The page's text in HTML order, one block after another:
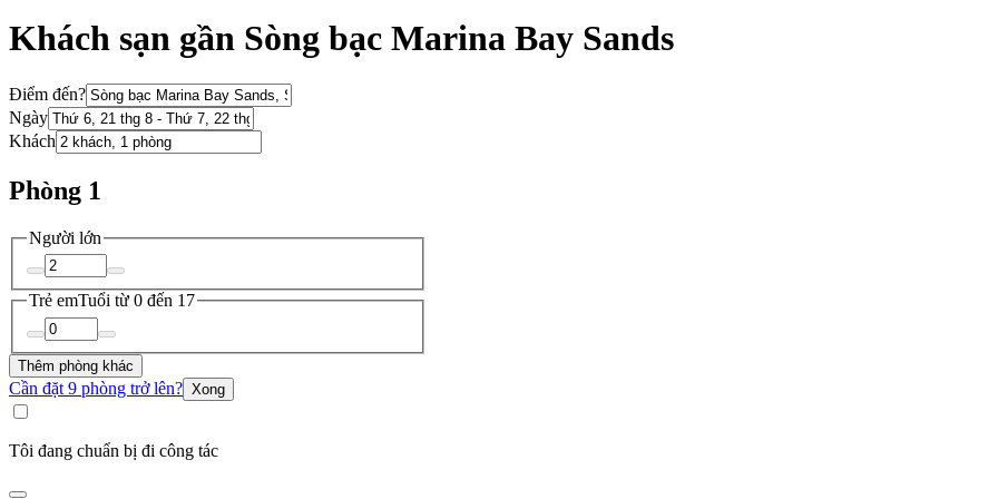
Khách sạn gần Sòng bạc Marina Bay Sands
Điểm đến?
Ngày
Khách
Phòng 1
Người lớn
Trẻ emTuổi từ 0 đến 17
Thêm phòng khác
Cần đặt 9 phòng trở lên? Xong
Tôi đang chuẩn bị đi công tác